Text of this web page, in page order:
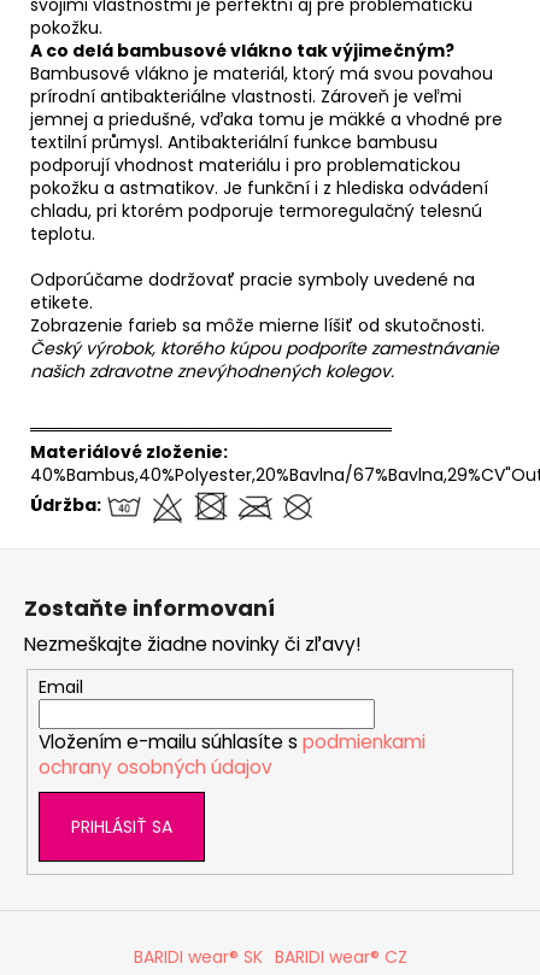
pokožku.
A co delá bambusové vlákno tak výjimečným?
Bambusové vlákno je materiál, ktorý má svou povahou
prírodní antibakteriálne vlastnosti. Zároveň je veľmi
jemnej a priedušné, vďaka tomu je mäkké a vhodné pre
textilní průmysl. Antibakteriální funkce bambusu
podporují vhodnost materiálu i pro problematickou
pokožku a astmatikov. Je funkční i z hlediska odvádení
chladu, pri ktorém podporuje termoregulačný telesnú
teplotu.
Odporúčame dodržovať pracie symboly uvedené na
etikete.
Zobrazenie farieb sa môže mierne líšiť od skutočnosti.
Český výrobok, ktorého kúpou podporíte zamestnávanie
našich zdravotne znevýhodnených kolegov.
══════════════════════════════
Materiálové zloženie:
40%Bambus,40%Polyester,20%Bavlna/
Údržba:
Zostaňte informovaní
Nezmeškajte žiadne novinky či zľavy!
Email
Vložením e-mailu súhlasíte s podmienkami
ochrany osobných údajov
PRIHLÁSIŤ SA
BARIDI wear® SK BARIDI wear® CZ